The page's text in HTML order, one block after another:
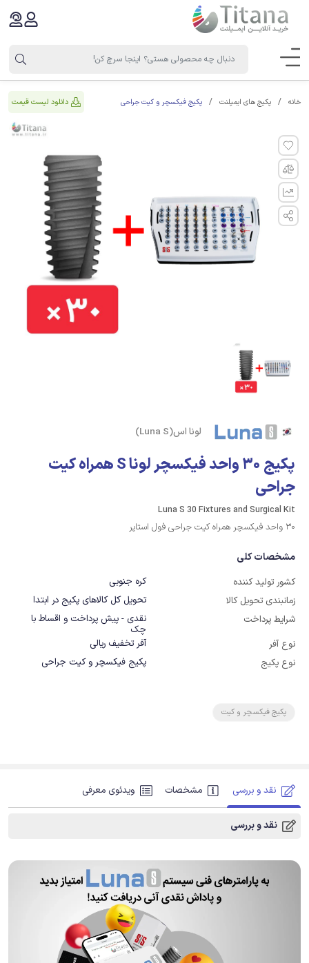
خانه پکیج های ایمپلنت پکیج فیکسچر و کیت جراحی دانلود لیست قیمت
لونا اس(Luna S)
پکیج 30 واحد فیکسچر لونا S همراه کیت
جراحی
Luna S 30 Fixtures and Surgical Kit
30 واحد فیکسچر همراه کیت جراحی فول استاپر
مشخصات کلی
کشور تولید کننده
کره جنوبی
زمانبندی تحویل کالا
تحویل کل کالاهای پکیج در ابتدا
شرایط پرداخت
نقدی - پیش پرداخت و اقساط با
چک
نوع آفر
آفر تخفیف ریالی
نوع پکیج
پکیج فیکسچر و کیت جراحی
پکیج فیکسچر و کیت
نقد و بررسی مشخصات ویدئوی معرفی
نقد و بررسی